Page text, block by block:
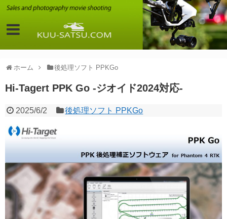
ホーム 後処理ソフト PPKGo
Hi-Tagert PPK Go -ジオイド2024対応-
2025/6/2 後処理ソフト PPKGo